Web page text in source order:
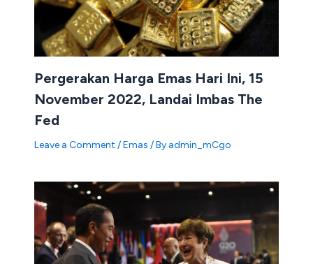
Pergerakan Harga Emas Hari Ini, 15
November 2022, Landai Imbas The
Fed
Leave a Comment /Emas / By admin_mCgo